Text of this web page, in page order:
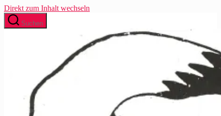
Direkt zum Inhalt wechseln
Suchen